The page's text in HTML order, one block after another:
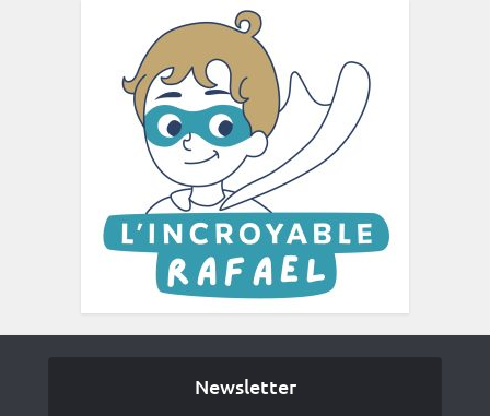
Newsletter